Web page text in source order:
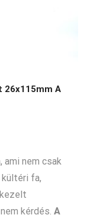
26x115mm A
ami nem csak
fa,
kérdés. A